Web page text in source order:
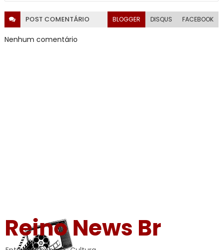
POST COMENTÁRIO BLOGGER DISQUS FACEBOOK
Nenhum comentário
Reino News Br